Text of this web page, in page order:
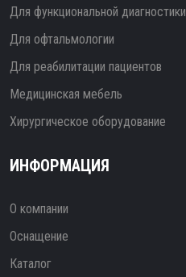
Для функциональной диагностики
Для офтальмологии
Для реабилитации пациентов
Медицинская мебель
Хирургическое оборудование
ИНФОРМАЦИЯ
О компании
Оснащение
Каталог